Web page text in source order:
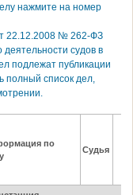
нажмите на номер
22.12.2008 № 262-ФЗ
судов в
подлежат публикации
полный список дел,
по
Судья